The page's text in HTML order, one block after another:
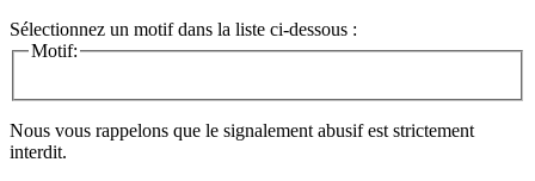
Sélectionnez un motif dans la liste ci-dessous :
Motif:
Nous vous rappelons que le signalement abusif est strictement
interdit.